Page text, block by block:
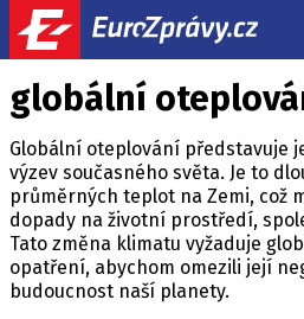
globální
Globální oteplování představuje
výzev současného světa. Je to
průměrných teplot na Zemi, což
dopady na životní prostředí,
Tato změna klimatu vyžaduje
opatření, abychom omezili její
budoucnost naší planety.